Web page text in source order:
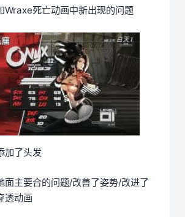
Wraxe死亡动画中新出现的问题
加了头发
面主要合的问题/改善了姿势/改进了
透动画